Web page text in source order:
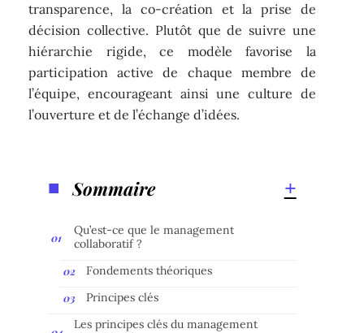
transparence, la co-création et la prise de
décision collective. Plutôt que de suivre une
hiérarchie rigide, ce modèle favorise la
participation active de chaque membre de
l’équipe, encourageant ainsi une culture de
l’ouverture et de l’échange d’idées.
Sommaire
Qu’est-ce que le management
collaboratif ?
Fondements théoriques
Principes clés
Les principes clés du management